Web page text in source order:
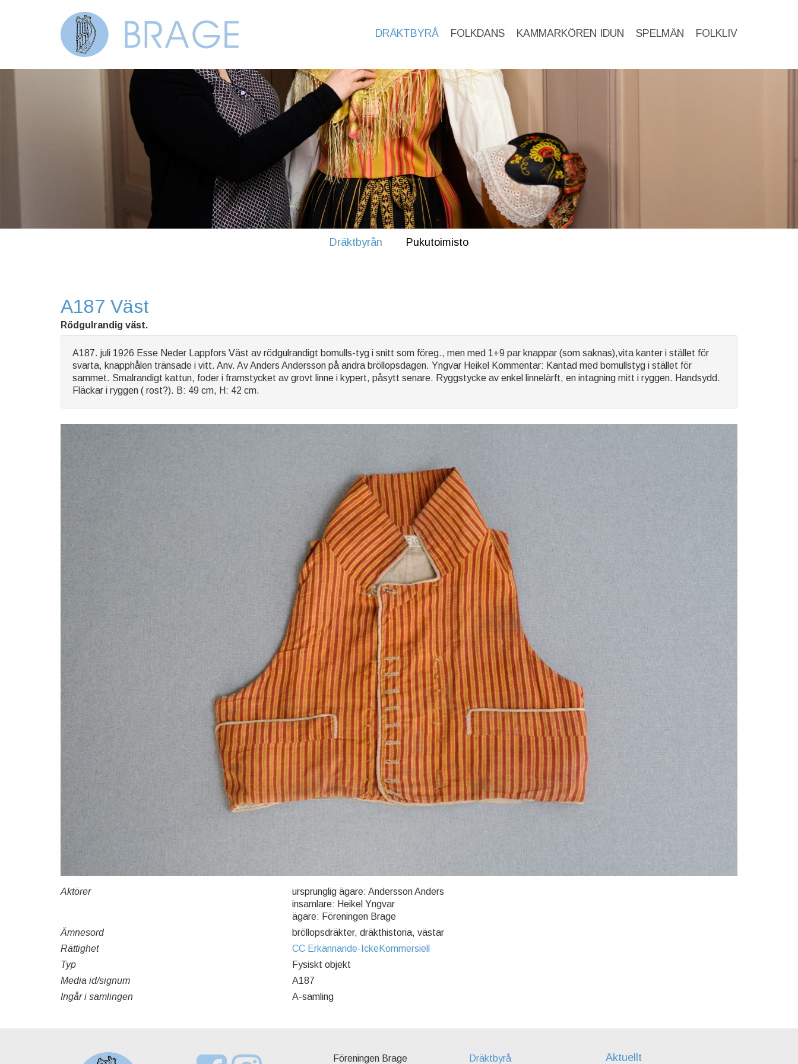
DRÄKTBYRÅ FOLKDANS KAMMARKÖREN IDUN SPELMÄN FOLKLIV
Dräktbyrån Pukutoimisto
A187 Väst
Rödgulrandig väst.
A187. juli 1926 Esse Neder Lappfors Väst av rödgulrandigt bomulls-tyg i snitt som föreg., men med 1+9 par knappar (som saknas),vita kanter i stället för
svarta, knapphålen tränsade i vitt. Anv. Av Anders Andersson på andra bröllopsdagen. Yngvar Heikel Kommentar: Kantad med bomullstyg i stället för
sammet. Smalrandigt kattun, foder i framstycket av grovt linne i kypert, påsytt senare. Ryggstycke av enkel linnelärft, en intagning mitt i ryggen. Handsydd.
Fläckar i ryggen ( rost?). B: 49 cm, H: 42 cm.
Aktörer
ursprunglig ägare: Andersson Anders
insamlare: Heikel Yngvar
ägare: Föreningen Brage
Ämnesord
bröllopsdräkter, dräkthistoria, västar
Rättighet
CC Erkännande-IckeKommersiell
Typ
Fysiskt objekt
Media id/signum
A187
Ingår i samlingen
A-samling
Föreningen Brage Dräktbyrå
Aktuellt